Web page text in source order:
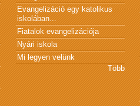
Evangelizáció egy katolikus
iskolában...
Fiatalok evangelizációja
Nyári iskola
Mi legyen velünk
Több